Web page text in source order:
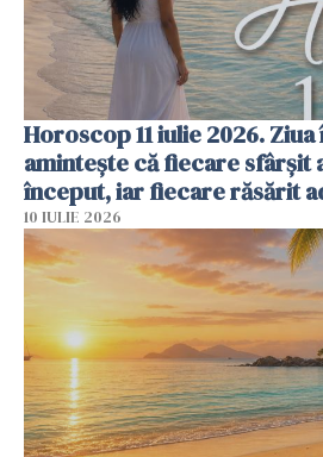
Horoscop 11 iulie 2026.
amintește că fiecare sfârșit
început, iar fiecare răsărit
10 IULIE 2026